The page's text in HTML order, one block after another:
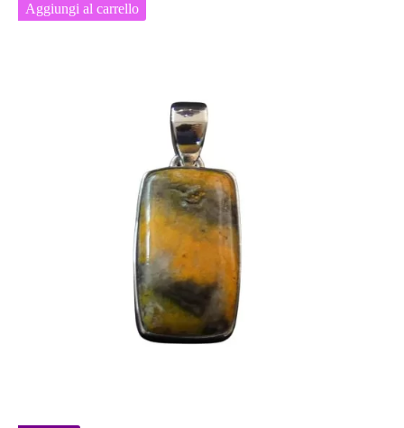
Aggiungi al carrello